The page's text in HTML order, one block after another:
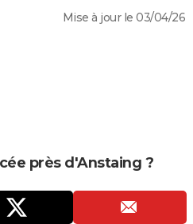
Mise à jour le 03/04/26
près d'Anstaing ?